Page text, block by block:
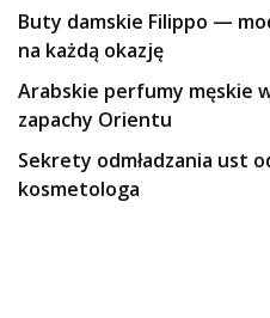
Buty damskie Filippo —
na każdą okazję
Arabskie perfumy męskie
zapachy Orientu
Sekrety odmładzania ust
kosmetologa